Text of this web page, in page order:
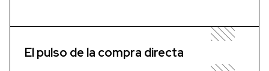
El pulso de la compra directa